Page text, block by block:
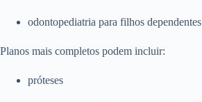
odontopediatria para filhos dependentes
Planos mais completos podem incluir:
próteses